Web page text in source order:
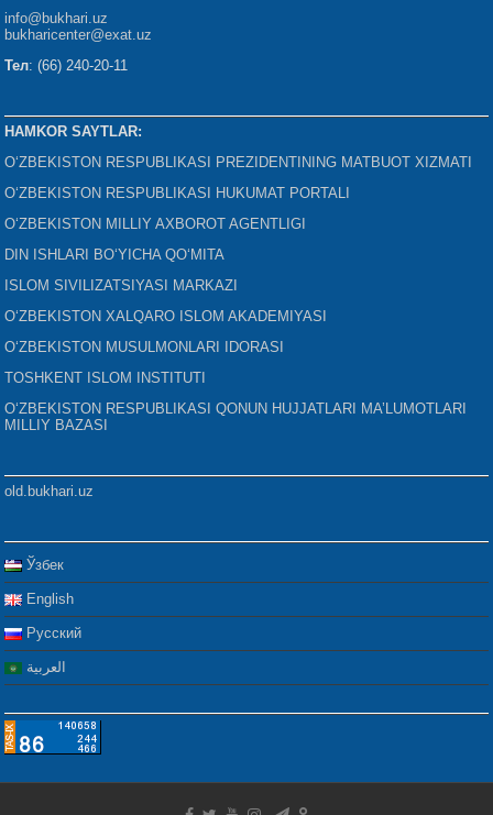
info@bukhari.uz
bukharicenter@exat.uz
Тел: (66) 240-20-11
HAMKOR SAYTLAR:
O‘ZBEKISTON RESPUBLIKASI PREZIDENTINING MATBUOT XIZMATI
O‘ZBEKISTON RESPUBLIKASI HUKUMAT PORTALI
O‘ZBEKISTON MILLIY AXBOROT AGENTLIGI
DIN ISHLARI BO‘YICHA QO‘MITA
ISLOM SIVILIZATSIYASI MARKAZI
O‘ZBEKISTON XALQARO ISLOM AKADEMIYASI
O‘ZBEKISTON MUSULMONLARI IDORASI
TOSHKENT ISLOM INSTITUTI
O‘ZBEKISTON RESPUBLIKASI QONUN HUJJATLARI MA’LUMOTLARI
MILLIY BAZASI
old.bukhari.uz
Ўзбек
English
Русский
العربية